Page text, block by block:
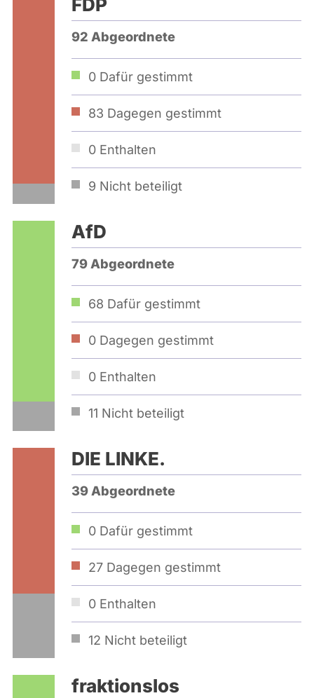
FDP
92 Abgeordnete
0 Dafür gestimmt
83 Dagegen gestimmt
0 Enthalten
9 Nicht beteiligt
AfD
79 Abgeordnete
68 Dafür gestimmt
0 Dagegen gestimmt
0 Enthalten
11 Nicht beteiligt
DIE LINKE.
39 Abgeordnete
0 Dafür gestimmt
27 Dagegen gestimmt
0 Enthalten
12 Nicht beteiligt
fraktionslos